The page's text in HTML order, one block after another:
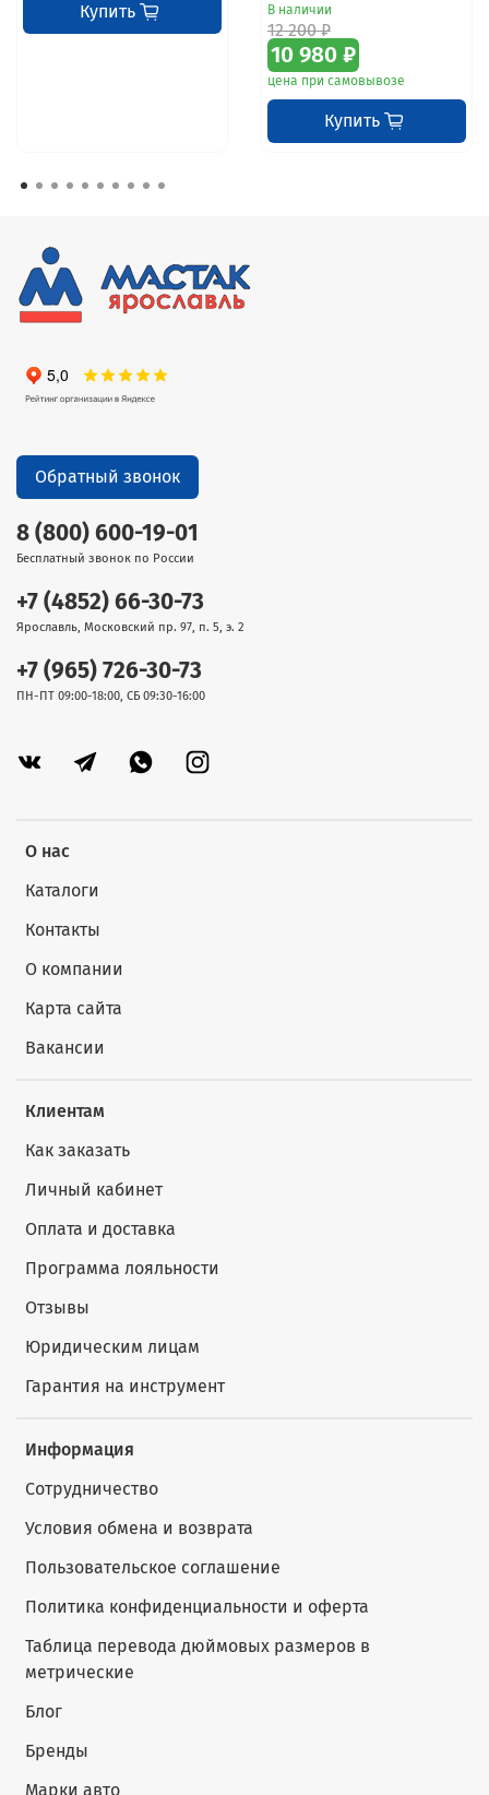
Купить В наличии
12 200 ₽
10 980 ₽
цена при самовывозе
Купить
О нас
Каталоги
Контакты
О компании
Карта сайта
Вакансии
Клиентам
Как заказать
Личный кабинет
Оплата и доставка
Программа лояльности
Отзывы
Юридическим лицам
Гарантия на инструмент
Информация
Сотрудничество
Условия обмена и возврата
Пользовательское соглашение
Политика конфиденциальности и оферта
Таблица перевода дюймовых размеров в
метрические
Блог
Бренды
Марки авто
8 (800) 600-19-01
Бесплатный звонок по России
+7 (4852) 66-30-73
Ярославль, Московский пр. 97, п. 5, э. 2
+7 (965) 726-30-73
ПН-ПТ 09:00-18:00, СБ 09:30-16:00
Обратный звонок